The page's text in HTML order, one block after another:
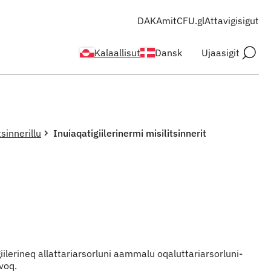
Kalaallisut Dansk Ujaasigit
DAKAmitCFU.glAttavigisigut
Inuiaqatigiilerinermi misilitsinnerit
allattariarsorluni aammalu oqaluttariarsorluni-